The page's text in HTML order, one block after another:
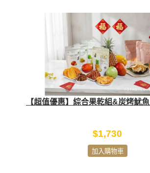
【超值優惠】綜合果乾組&炭烤魷
$1,730
加入購物車